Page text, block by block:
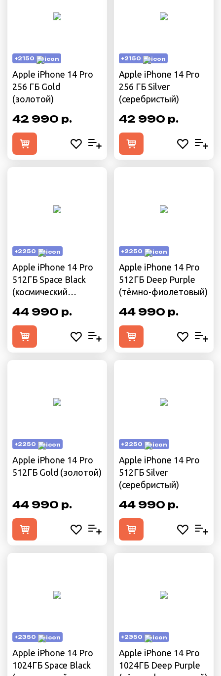
+2150
Apple iPhone 14 Pro
256 ГБ Gold
(золотой)
42 990 р.
+2150
Apple iPhone 14 Pro
256 ГБ Silver
(серебристый)
42 990 р.
+2250
Apple iPhone 14 Pro
512ГБ Space Black
(космический
44 990 р.
+2250
Apple iPhone 14 Pro
512ГБ Deep Purple
(тёмно-фиолетовый)
44 990 р.
+2250
Apple iPhone 14 Pro
512ГБ Gold (золотой)
44 990 р.
+2250
Apple iPhone 14 Pro
512ГБ Silver
(серебристый)
44 990 р.
+2350
Apple iPhone 14 Pro
1024ГБ Space Black
+2350
Apple iPhone 14 Pro
1024ГБ Deep Purple